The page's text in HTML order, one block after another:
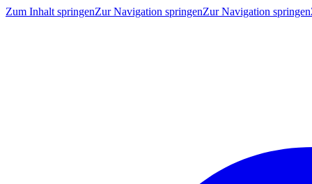
Zum Inhalt springenZur Navigation springenZur Navigation springen